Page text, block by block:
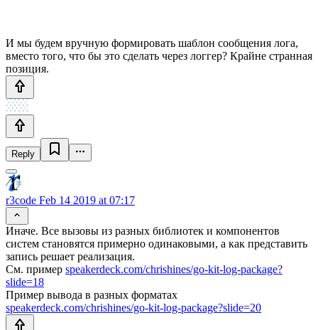
И мы будем вручную формировать шаблон сообщения лога,
вместо того, что бы это сделать через логгер? Крайне странная
позиция.
Reply
r3code Feb 14 2019 at 07:17
Иначе. Все вызовы из разных библиотек и компонентов
систем становятся примерно одинаковыми, а как представить
запись решает реализация.
См. пример speakerdeck.com/chrishines/go-kit-log-package?
slide=18
Пример вывода в разных форматах
speakerdeck.com/chrishines/go-kit-log-package?slide=20